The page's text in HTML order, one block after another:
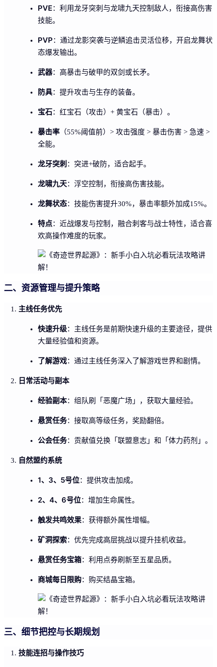
PVE：利用龙牙突刺与龙啸九天控制敌人，衔接高伤害
技能。
PVP：通过龙影突袭与逆鳞追击灵活位移，开启龙舞状
态爆发输出。
武器：高暴击与破甲的双剑或长矛。
防具：提升攻击与生存的装备。
宝石：红宝石（攻击）+ 黄宝石（暴击）。
暴击率 （55%阈值前）> 攻击强度 > 暴击伤害 > 急速 >
全能。
龙牙突刺 ：突进+破防，适合起手。
龙啸九天：浮空控制，衔接高伤害技能。
龙舞状态：技能伤害提升30%，暴击率额外加成15%。
特点：近战爆发与控制，融合刺客与战士特性，适合喜
欢高操作难度的玩家。
二、资源管理与提升策略
主线任务优先
快速升级：主线任务是前期快速升级的主要途径，提供
大量经验值和资源。
了解游戏：通过主线任务深入了解游戏世界和剧情。
日常活动与副本
经验副本：组队刷「恶魔广场」，获取大量经验。
悬赏任务：接取高等级任务，奖励翻倍。
公会任务：贡献值兑换「联盟意志」和「体力药剂」。
自然盟约系统
1、3、5号位：提供攻击加成。
2、4、6号位：增加生命属性。
触发共鸣效果：获得额外属性增幅。
矿洞探索：优先完成高层挑战以提升挂机收益。
悬赏任务宝箱：利用点券刷新至五星品质。
商城每日限购：购买结晶宝箱。
三、细节把控与长期规划
技能连招与操作技巧